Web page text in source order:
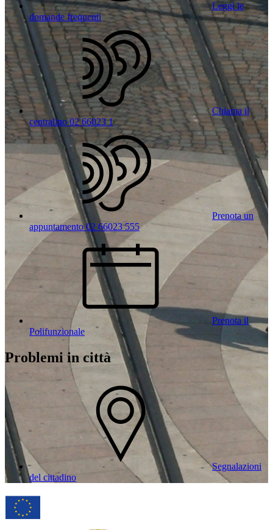
Leggi le
domande frequenti
Chiama il
centralino 02 66023 1
Prenota un
appuntamento 02 66023 555
Prenota il
Polifunzionale
Problemi in città
Segnalazioni
del cittadino